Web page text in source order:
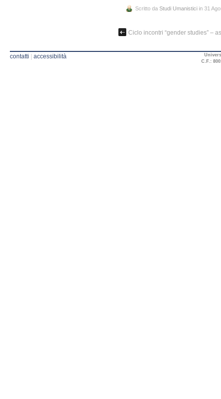
Scritto da Studi Umanistici in 31
Ciclo incontri “gender studies” –
contatti | accessibilità
C.F.: